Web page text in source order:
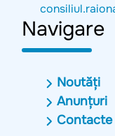
Navigare
Noutăți
Anunțuri
Contacte